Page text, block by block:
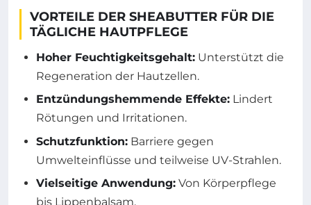
VORTEILE DER SHEABUTTER FÜR DIE
TÄGLICHE HAUTPFLEGE
Hoher Feuchtigkeitsgehalt: Unterstützt die
Regeneration der Hautzellen.
Entzündungshemmende Effekte: Lindert
Rötungen und Irritationen.
Schutzfunktion: Barriere gegen
Umwelteinflüsse und teilweise UV-Strahlen.
Vielseitige Anwendung: Von Körperpflege
bis Lippenbalsam.